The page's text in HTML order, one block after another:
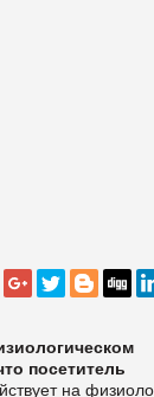
посетитель
на